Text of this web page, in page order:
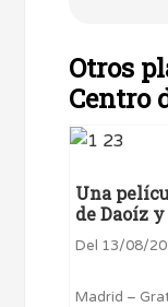
Otros
Centro
Una
de Daoíz
Del 13/08/
Madrid –